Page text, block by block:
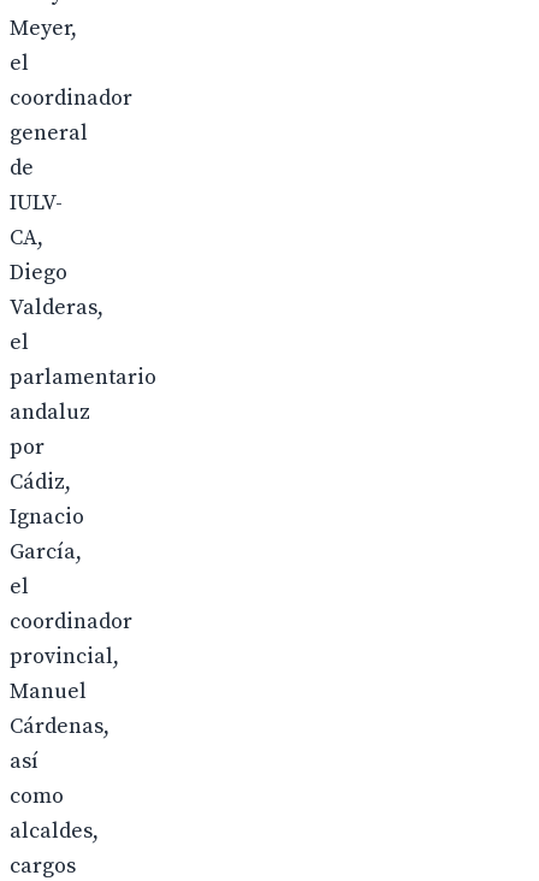
Meyer,
el
coordinador
general
de
IULV-
CA,
Diego
Valderas,
el
parlamentario
andaluz
por
Cádiz,
Ignacio
García,
el
coordinador
provincial,
Manuel
Cárdenas,
así
como
alcaldes,
cargos